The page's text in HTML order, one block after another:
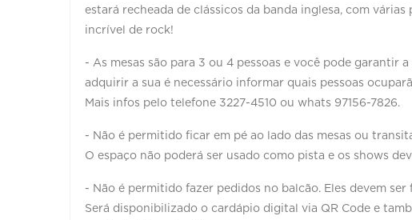
estará recheada de clássicos da banda inglesa, com
incrível de rock!
- As mesas são para 3 ou 4 pessoas e você pode garantir
adquirir a sua é necessário informar quais pessoas
Mais infos pelo telefone 3227-4510 ou whats 97156-7826.
- Não é permitido ficar em pé ao lado das mesas ou
O espaço não poderá ser usado como pista e os shows
- Não é permitido fazer pedidos no balcão. Eles devem
Será disponibilizado o cardápio digital via QR Code e